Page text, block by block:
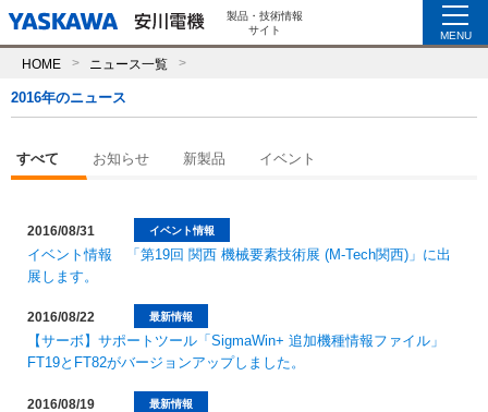
製品・技術情報
サイト
MENU
HOME ニュース一覧
2016年のニュース
すべて お知らせ 新製品 イベント
イベント情報
2016/08/31
イベント情報 「第19回 関西 機械要素技術展 (M-Tech関西)」に出
展します。
最新情報
2016/08/22
【サーボ】サポートツール「SigmaWin+ 追加機種情報ファイル」
FT19とFT82がバージョンアップしました。
最新情報
2016/08/19